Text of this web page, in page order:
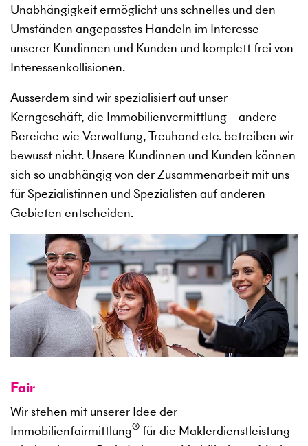
Unabhängigkeit ermöglicht uns schnelles und den
Umständen angepasstes Handeln im Interesse
unserer Kundinnen und Kunden und komplett frei von
Interessenkollisionen.
Ausserdem sind wir spezialisiert auf unser
Kerngeschäft, die Immobilienvermittlung – andere
Bereiche wie Verwaltung, Treuhand etc. betreiben wir
bewusst nicht. Unsere Kundinnen und Kunden können
sich so unabhängig von der Zusammenarbeit mit uns
für Spezialistinnen und Spezialisten auf anderen
Gebieten entscheiden.
Fair
Wir stehen mit unserer Idee der
Immobilienfairmittlung® für die Maklerdienstleistung